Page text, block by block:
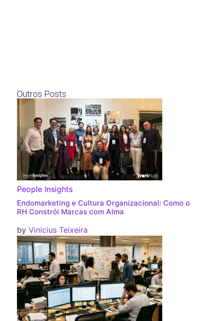
Outros Posts
People Insights
Endomarketing e Cultura Organizacional: Como o
RH Constrói Marcas com Alma
by Vinicius Teixeira